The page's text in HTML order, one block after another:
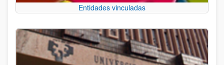
Entidades vinculadas